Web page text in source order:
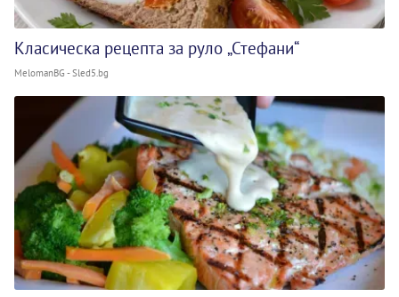
Класическа рецепта за руло „Стефани“
MelomanBG - Sled5.bg